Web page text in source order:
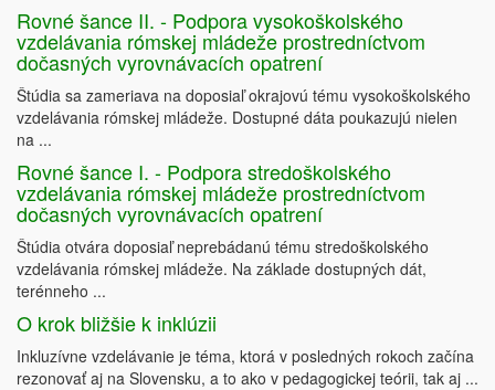
Rovné šance II. - Podpora vysokoškolského
vzdelávania rómskej mládeže prostredníctvom
dočasných vyrovnávacích opatrení
Štúdia sa zameriava na doposiaľ okrajovú tému vysokoškolského
vzdelávania rómskej mládeže. Dostupné dáta poukazujú nielen
na ...
Rovné šance I. - Podpora stredoškolského
vzdelávania rómskej mládeže prostredníctvom
dočasných vyrovnávacích opatrení
Štúdia otvára doposiaľ neprebádanú tému stredoškolského
vzdelávania rómskej mládeže. Na základe dostupných dát,
terénneho ...
O krok bližšie k inklúzii
Inkluzívne vzdelávanie je téma, ktorá v posledných rokoch začína
rezonovať aj na Slovensku, a to ako v pedagogickej teórii, tak aj ...